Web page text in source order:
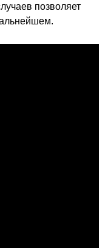
позволяет